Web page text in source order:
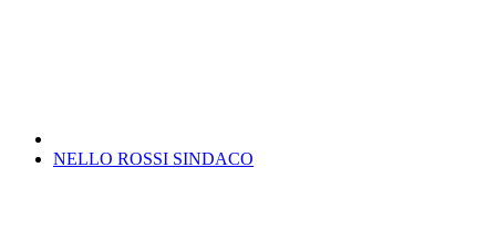
NELLO ROSSI SINDACO